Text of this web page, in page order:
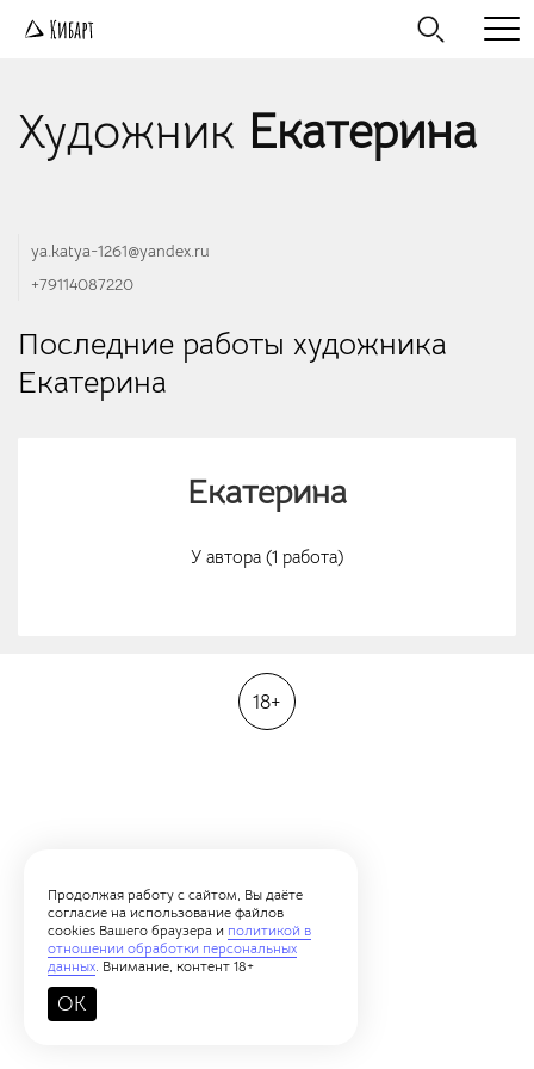
Художник Екатерина
ya.katya-1261@yandex.ru
+79114087220
Последние работы художника
Екатерина
Екатерина
У автора (1 работа)
18+
Продолжая работу с сайтом, Вы даёте
согласие на использование файлов
cookies Вашего браузера и политикой в
отношении обработки персональных
данных. Внимание, контент 18+
OK